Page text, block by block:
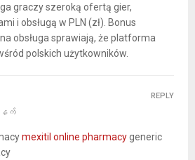
graczy szeroką ofertą gier,
i obsługą w PLN (zł). Bonus
obsługa sprawiają, że platforma
polskich użytkowników.
နက်
mexitil online pharmacygeneric
REPLY